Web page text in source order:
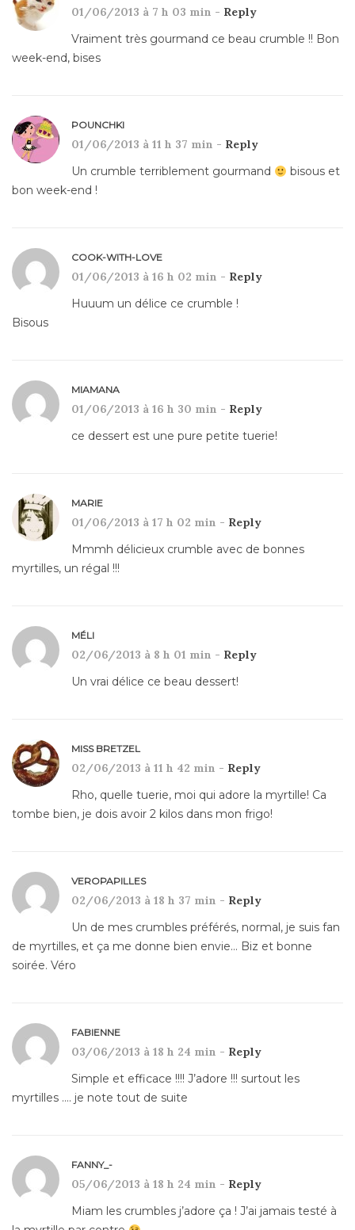
01/06/2013 à 7 h 03 min - Reply
Vraiment très gourmand ce beau crumble !! Bon
week-end, bises
POUNCHKI
01/06/2013 à 11 h 37 min - Reply
Un crumble terriblement gourmand
bisous et
bon week-end !
COOK-WITH-LOVE
01/06/2013 à 16 h 02 min - Reply
Huuum un délice ce crumble !
Bisous
MIAMANA
01/06/2013 à 16 h 30 min - Reply
ce dessert est une pure petite tuerie!
MARIE
01/06/2013 à 17 h 02 min - Reply
Mmmh délicieux crumble avec de bonnes
myrtilles, un régal !!!
MÉLI
02/06/2013 à 8 h 01 min - Reply
Un vrai délice ce beau dessert!
MISS BRETZEL
02/06/2013 à 11 h 42 min - Reply
Rho, quelle tuerie, moi qui adore la myrtille! Ca
tombe bien, je dois avoir 2 kilos dans mon frigo!
VEROPAPILLES
02/06/2013 à 18 h 37 min - Reply
Un de mes crumbles préférés, normal, je suis fan
de myrtilles, et ça me donne bien envie… Biz et bonne
soirée. Véro
FABIENNE
03/06/2013 à 18 h 24 min - Reply
Simple et efficace !!!! J’adore !!! surtout les
myrtilles …. je note tout de suite
FANNY_-
05/06/2013 à 18 h 24 min - Reply
Miam les crumbles j’adore ça ! J’ai jamais testé à